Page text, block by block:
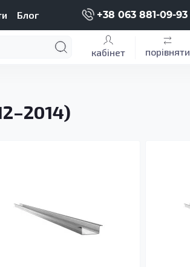
Блог +38 063 881-09-93
кабінет порівняти